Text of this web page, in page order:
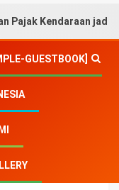
Pajak Kendaraan jadi
GUESTBOOK]